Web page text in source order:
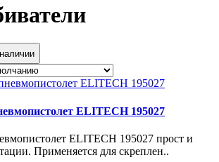
ELITECH 195027
ELITECH 195027 прост и
Применяется для скреплен..